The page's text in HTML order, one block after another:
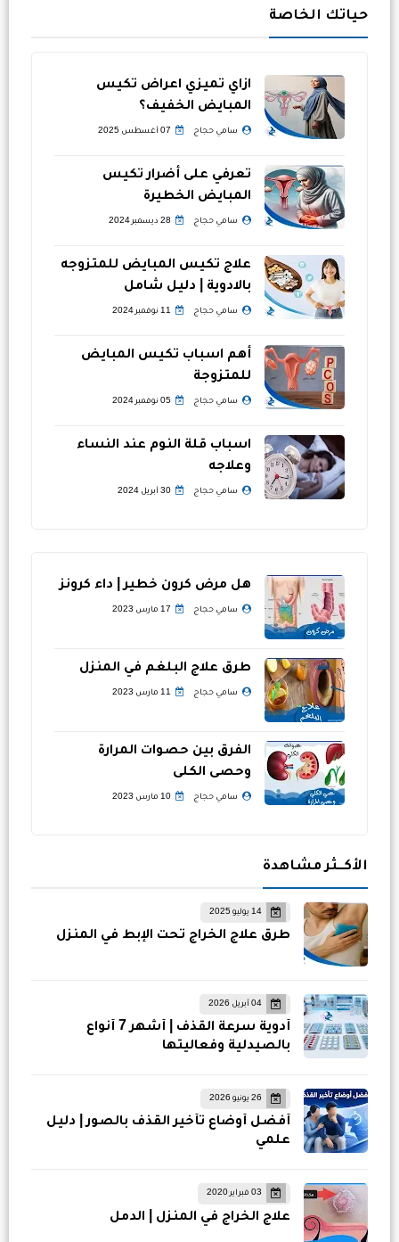
حياتك الخاصة
ازاي تميزي اعراض تكيس
المبايض الخفيف؟
سامي حجاج 07 أغسطس 2025
تعرفي على أضرار تكيس
المبايض الخطيرة
سامي حجاج 28 ديسمبر 2024
علاج تكيس المبايض للمتزوجه
بالادوية | دليل شامل
سامي حجاج 11 نوفمبر 2024
أهم اسباب تكيس المبايض
للمتزوجة
سامي حجاج 05 نوفمبر 2024
اسباب قلة النوم عند النساء
وعلاجه
سامي حجاج 30 أبريل 2024
هل مرض كرون خطير | داء كرونز
سامي حجاج 17 مارس 2023
طرق علاج البلغم في المنزل
سامي حجاج 11 مارس 2023
الفرق بين حصوات المرارة
وحصى الكلى
سامي حجاج 10 مارس 2023
الأكــثر مشاهدة
14 يوليو 2025
طرق علاج الخراج تحت الإبط في المنزل
04 أبريل 2026
أدوية سرعة القذف | أشهر 7 أنواع
بالصيدلية وفعاليتها
26 يونيو 2026
أفضل أوضاع تأخير القذف بالصور | دليل
علمي
03 فبراير 2020
علاج الخراج في المنزل | الدمل